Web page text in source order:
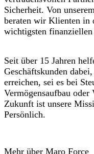
Sicherheit. Von
beraten wir Klienten in
wichtigsten finanziellen
Seit über 15 Jahren
Geschäftskunden
erreichen, sei es bei
Vermögensaufbau
Zukunft ist unsere
Persönlich.
Mehr über Maro Force